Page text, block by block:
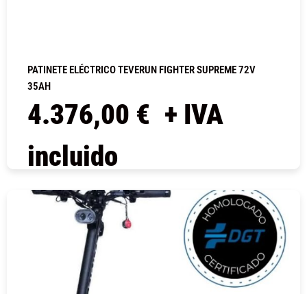
PATINETE ELÉCTRICO TEVERUN FIGHTER SUPREME 72V
35AH
4.376,00 € + IVA
incluido
COMPRAR